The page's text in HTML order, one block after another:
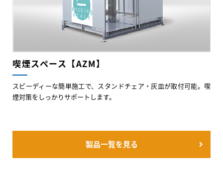
喫煙スペース【AZM】
スピーディーな簡単施工で、スタンドチェア・灰皿が取付可能。喫
煙対策をしっかりサポートします。
製品一覧を見る